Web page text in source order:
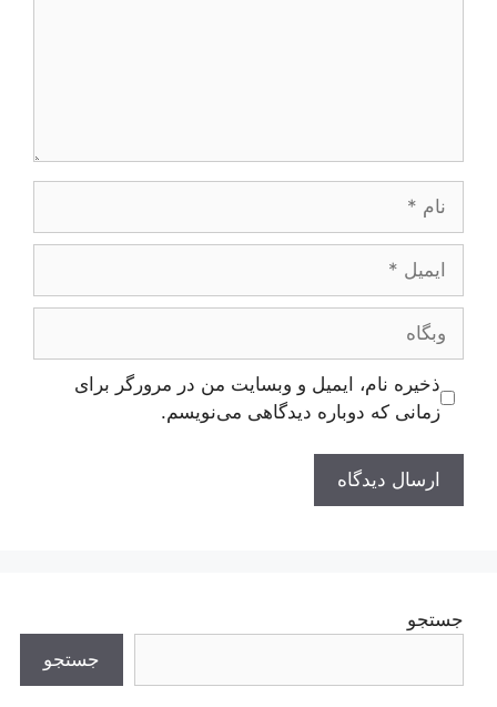
وبگاه
ذخیره نام، ایمیل و وبسایت من در مرورگر برای
زمانی که دوباره دیدگاهی می‌نویسم.
جستجو
جستجو